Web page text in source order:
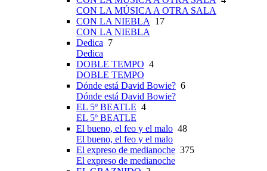
CON LA MÚSICA A OTRA SALA
CON LA NIEBLA
17
CON LA NIEBLA
Dedica 7
Dedica
DOBLE TEMPO 4
DOBLE TEMPO
Dónde está David Bowie? 6
Dónde está David Bowie?
EL 5º BEATLE 4
EL 5º BEATLE
El bueno, el feo y el malo 48
El bueno, el feo y el malo
El expreso de medianoche 375
El expreso de medianoche